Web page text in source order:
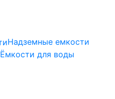
Надземные емкости
Ёмкости для воды